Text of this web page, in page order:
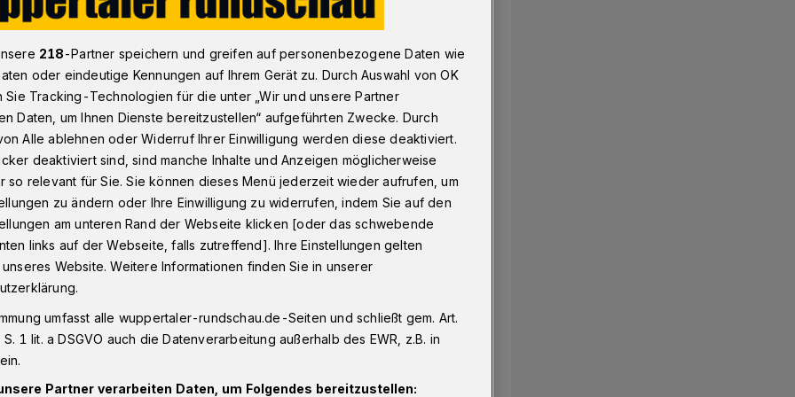
Liste-Frinker als OB-Kandidatin
bestätigen
OB-Kandidatin
von Bündnis 90/Die Grünen
(16. März 2025) Dagmar Liste-Frinker
zur Oberbürgermeisterkandidatin für
Diese Entscheidung bestätigte die
durch den Kreisvorstand.
218-Partner speichern und greifen auf personenbezogene Daten wie
oder eindeutige Kennungen auf Ihrem Gerät zu. Durch Auswahl von OK
Sie Tracking-Technologien für die unter „Wir und unsere Partner
Daten, um Ihnen Dienste bereitzustellen“ aufgeführten Zwecke. Durch
Alle ablehnen oder Widerruf Ihrer Einwilligung werden diese deaktiviert.
deaktiviert sind, sind manche Inhalte und Anzeigen möglicherweise
so relevant für Sie. Sie können dieses Menü jederzeit wieder aufrufen, um
zu ändern oder Ihre Einwilligung zu widerrufen, indem Sie auf den
am unteren Rand der Webseite klicken [oder das schwebende
links auf der Webseite, falls zutreffend]. Ihre Einstellungen gelten
Website. Weitere Informationen finden Sie in unserer
umfasst alle wuppertaler-rundschau.de-Seiten und schließt gem. Art.
1 lit. a DSGVO auch die Datenverarbeitung außerhalb des EWR, z.B. in
Partner verarbeiten Daten, um Folgendes bereitzustellen: